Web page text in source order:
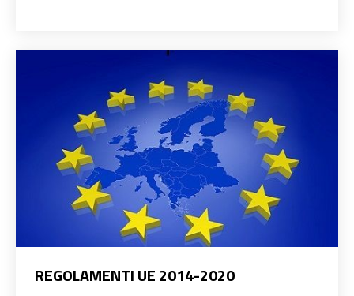
REGOLAMENTI UE 2014-2020